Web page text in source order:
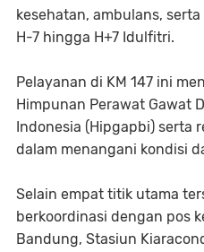
kesehatan, ambulans,
H-7 hingga H+7 Idulfitri.
Pelayanan di KM 147 ini
Himpunan Perawat Gawat
Indonesia (Hipgapbi) serta
dalam menangani kondisi
Selain empat titik utama
berkoordinasi dengan pos
Bandung, Stasiun